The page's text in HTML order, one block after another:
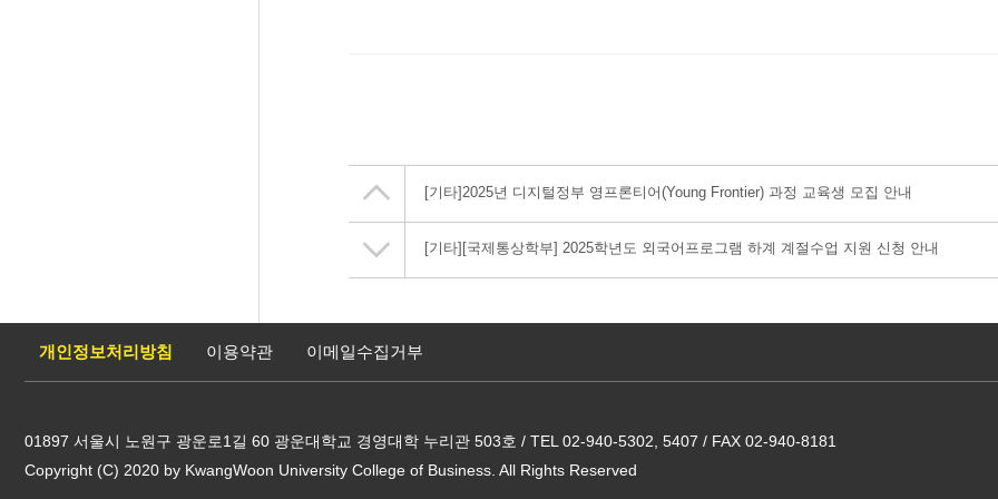
[기타]2025년 디지털정부 영프론티어(Young Frontier) 과정 교육생 모집 안내
[기타] [국제통상학부] 2025학년도 외국어프로그램 하계 계절수업 지원 신청 안내
개인정보처리방침 이용약관 이메일수집거부
01897 서울시 노원구 광운로1길 60 광운대학교 경영대학 누리관 503호 / TEL 02-940-5302, 5407 / FAX 02-940-8181
Copyright (C) 2020 by KwangWoon University College of Business. All Rights Reserved